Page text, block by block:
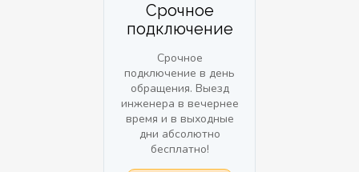
Срочное
подключение
Срочное
подключение в день
обращения. Выезд
инженера в вечернее
время и в выходные
дни абсолютно
бесплатно!